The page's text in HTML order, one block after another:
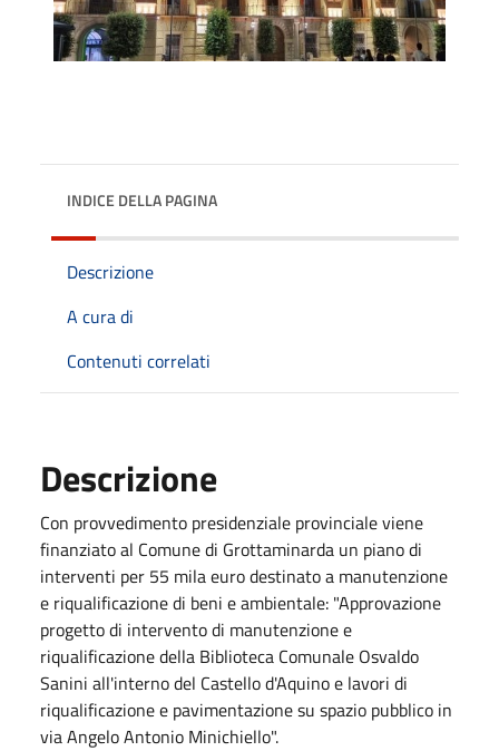
INDICE DELLA PAGINA
Descrizione
A cura di
Contenuti correlati
Descrizione
Con provvedimento presidenziale provinciale viene
finanziato al Comune di Grottaminarda un piano di
interventi per 55 mila euro destinato a manutenzione
e riqualificazione di beni e ambientale: "Approvazione
progetto di intervento di manutenzione e
riqualificazione della Biblioteca Comunale Osvaldo
Sanini all'interno del Castello d'Aquino e lavori di
riqualificazione e pavimentazione su spazio pubblico in
via Angelo Antonio Minichiello".